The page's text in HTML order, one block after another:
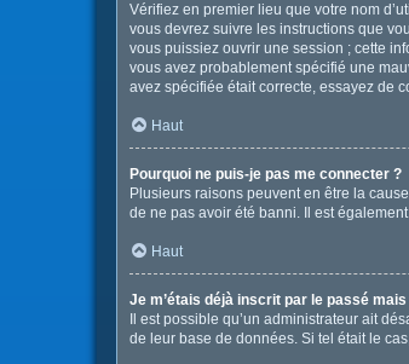
Vérifiez en premier lieu que votre nom
vous devrez suivre les instructions que
vous puissiez ouvrir une session ; cette
vous avez probablement spécifié une
avez spécifiée était correcte, essayez de
Haut
Pourquoi ne puis-je pas me connecter ?
Plusieurs raisons peuvent en être la
de ne pas avoir été banni. Il est
Haut
Je m’étais déjà inscrit par le passé
Il est possible qu’un administrateur ait
de leur base de données. Si tel était le